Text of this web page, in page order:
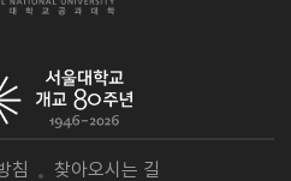
침 찾아오시는 길